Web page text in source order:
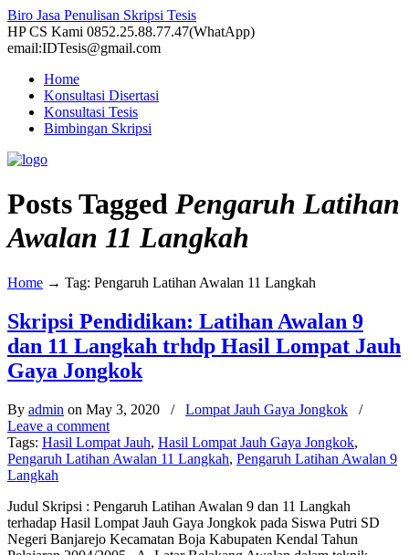
Biro Jasa Penulisan Skripsi Tesis
HP CS Kami 0852.25.88.77.47(WhatApp)
email:IDTesis@gmail.com
Home
Konsultasi Disertasi
Konsultasi Tesis
Bimbingan Skripsi
Posts Tagged Pengaruh Latihan
Awalan 11 Langkah
Home → Tag: Pengaruh Latihan Awalan 11 Langkah
Skripsi Pendidikan: Latihan Awalan 9
dan 11 Langkah trhdp Hasil Lompat Jauh
Gaya Jongkok
By admin on May 3, 2020 / Lompat Jauh Gaya Jongkok
/
Leave a comment
Tags: Hasil Lompat Jauh, Hasil Lompat Jauh Gaya Jongkok,
Pengaruh Latihan Awalan 11 Langkah, Pengaruh Latihan Awalan 9
Langkah
Judul Skripsi : Pengaruh Latihan Awalan 9 dan 11 Langkah
terhadap Hasil Lompat Jauh Gaya Jongkok pada Siswa Putri SD
Negeri Banjarejo Kecamatan Boja Kabupaten Kendal Tahun